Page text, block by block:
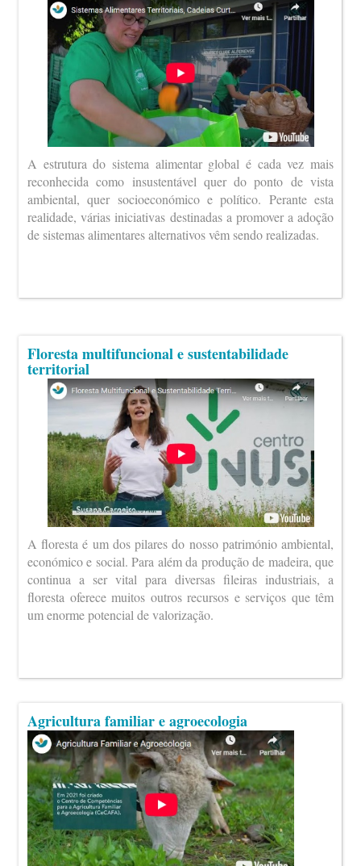
A estrutura do sistema alimentar global é cada vez mais
reconhecida como insustentável quer do ponto de vista
ambiental, quer socioeconómico e político. Perante esta
realidade, várias iniciativas destinadas a promover a adoção
de sistemas alimentares alternativos vêm sendo realizadas.
Floresta multifuncional e sustentabilidade
territorial
A floresta é um dos pilares do nosso património ambiental,
económico e social. Para além da produção de madeira, que
continua a ser vital para diversas fileiras industriais, a
floresta oferece muitos outros recursos e serviços que têm
um enorme potencial de valorização.
Agricultura familiar e agroecologia